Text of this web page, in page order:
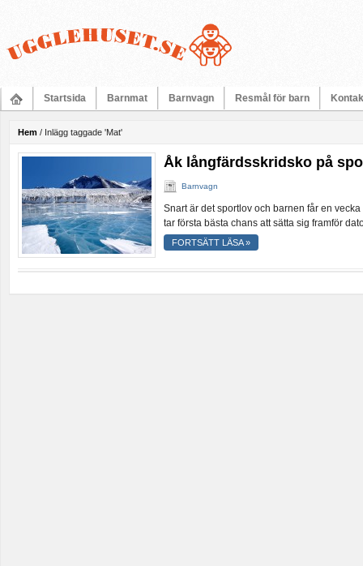
Startsida Barnmat Barnvagn Resmål för barn
Hem / Inlägg taggade 'Mat'
Åk långfärdsskridsko på
Barnvagn
Snart är det sportlov och barnen får en
tar första bästa chans att sätta sig framför
FORTSÄTT LÄSA »